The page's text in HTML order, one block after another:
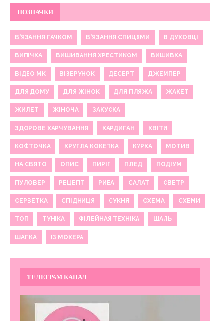
ПОЗНАЧКИ
В'ЯЗАННЯ ГАЧКОМ В'ЯЗАННЯ СПИЦЯМИ В ДУХОВЦІ
ВИПІЧКА ВИШИВАННЯ ХРЕСТИКОМ ВИШИВКА
ВІДЕО МК ВІЗЕРУНОК ДЕСЕРТ ДЖЕМПЕР
ДЛЯ ДОМУ ДЛЯ ЖІНОК ДЛЯ ПЛЯЖА ЖАКЕТ
ЖИЛЕТ ЖІНОЧА ЗАКУСКА
ЗДОРОВЕ ХАРЧУВАННЯ КАРДИГАН КВІТИ
КОФТОЧКА КРУГЛА КОКЕТКА КУРКА МОТИВ
НА СВЯТО ОПИС ПИРІГ ПЛЕД ПОДІУМ
ПУЛОВЕР РЕЦЕПТ РИБА САЛАТ СВЕТР
СЕРВЕТКА СПІДНИЦЯ СУКНЯ СХЕМА СХЕМИ
ТОП ТУНІКА ФІЛЕЙНАЯ ТЕХНІКА ШАЛЬ
ШАПКА ІЗ МОХЕРА
ТЕЛЕГРАМ КАНАЛ